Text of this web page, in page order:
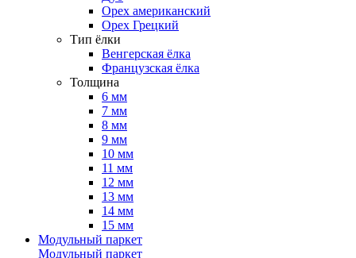
Орех американский
Орех Грецкий
Тип ёлки
Венгерская ёлка
Французская ёлка
Толщина
6 мм
7 мм
8 мм
9 мм
10 мм
11 мм
12 мм
13 мм
14 мм
15 мм
Модульный паркет
Модульный паркет